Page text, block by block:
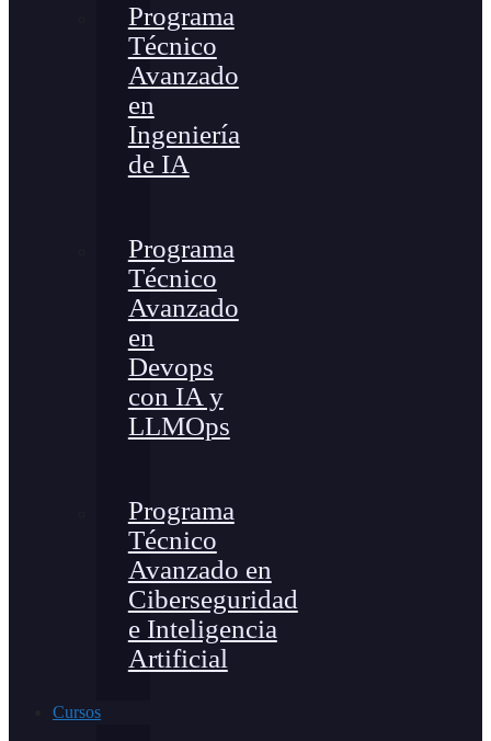
Programa
Técnico
Avanzado
en
Ingeniería
de IA
Programa
Técnico
Avanzado
en
Devops
con IA y
LLMOps
Programa
Técnico
Avanzado en
Ciberseguridad
e Inteligencia
Artificial
Cursos